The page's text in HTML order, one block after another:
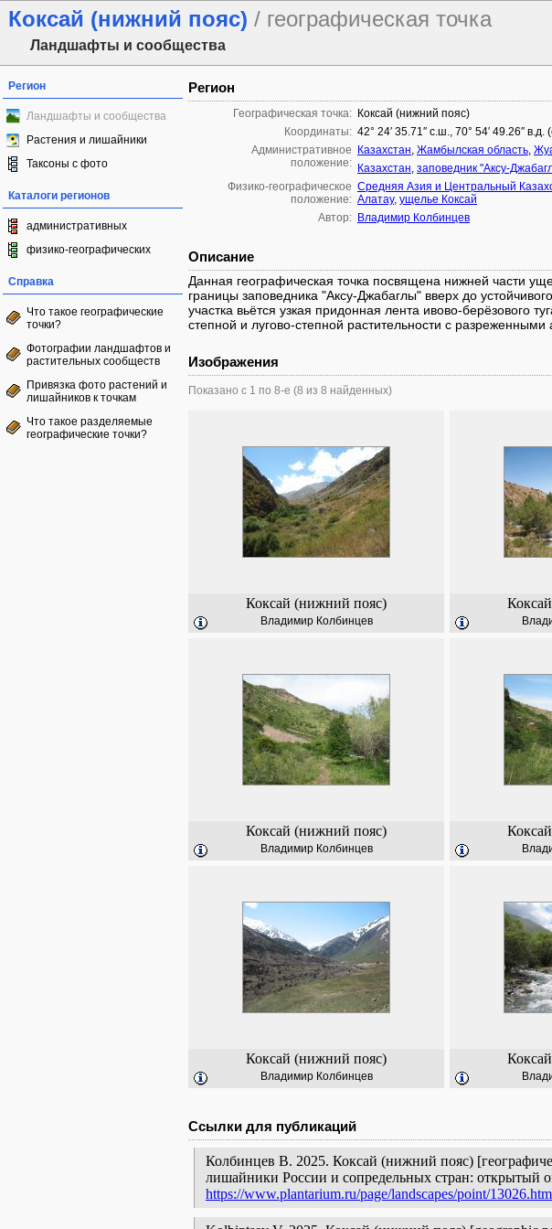
Коксай (нижний пояс) / географическая точка
Ландшафты и сообщества
Регион
Ландшафты и сообщества
Растения и лишайники
Таксоны с фото
Каталоги регионов
административных
физико-географических
Справка
Что такое географические
точки?
Фотографии ландшафтов и
растительных сообществ
Привязка фото растений и
лишайников к точкам
Что такое разделяемые
географические точки?
Регион
Географическая точка: Коксай (нижний пояс)
Координаты: 42° 24′ 35.71″ с.ш., 70° 54′ 49.26″
Административное
положение:
Казахстан, Жамбылская область,
Казахстан, заповедник "Аксу-
Физико-географическое
положение:
Средняя Азия и Центральный
Алатау, ущелье Коксай
Автор: Владимир Колбинцев
Описание
Данная географическая точка посвящена нижней части
границы заповедника "Аксу-Джабаглы" вверх до
участка вьётся узкая придонная лента ивово-берёзового
степной и лугово-степной растительности с разреженными
Изображения
Показано с 1 по 8-е (8 из 8 найденных)
Коксай (нижний пояс)
Владимир Колбинцев
Коксай (нижний пояс)
Владимир Колбинцев
Коксай (нижний пояс)
Владимир Колбинцев
Ссылки для публикаций
Колбинцев В. 2025. Коксай (нижний пояс)
лишайники России и сопредельных стран: открытый
https://www.plantarium.ru/page/landscapes/point/